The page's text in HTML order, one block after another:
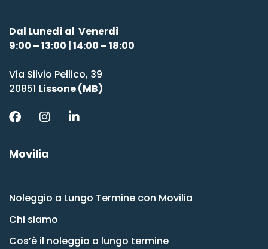
Dal Lunedì al Venerdì
9:00 – 13:00 | 14:00 – 18:00
Via Silvio Pellico, 39
20851 Lissone (MB)
Movilia
Noleggio a Lungo Termine con Movilia
Chi siamo
Cos’è il noleggio a lungo termine